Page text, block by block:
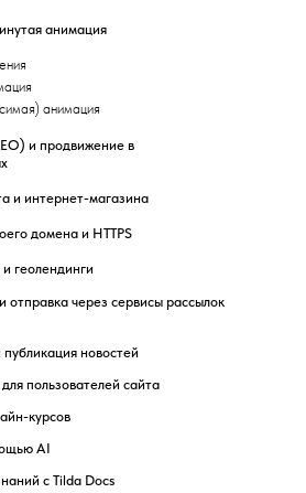
анимация
анимация
и продвижение в
и интернет-магазина
домена и HTTPS
отправка через сервисы рассылок
геолендинги
новостей
с Tilda Docs
пользователей сайта
AI
курсов